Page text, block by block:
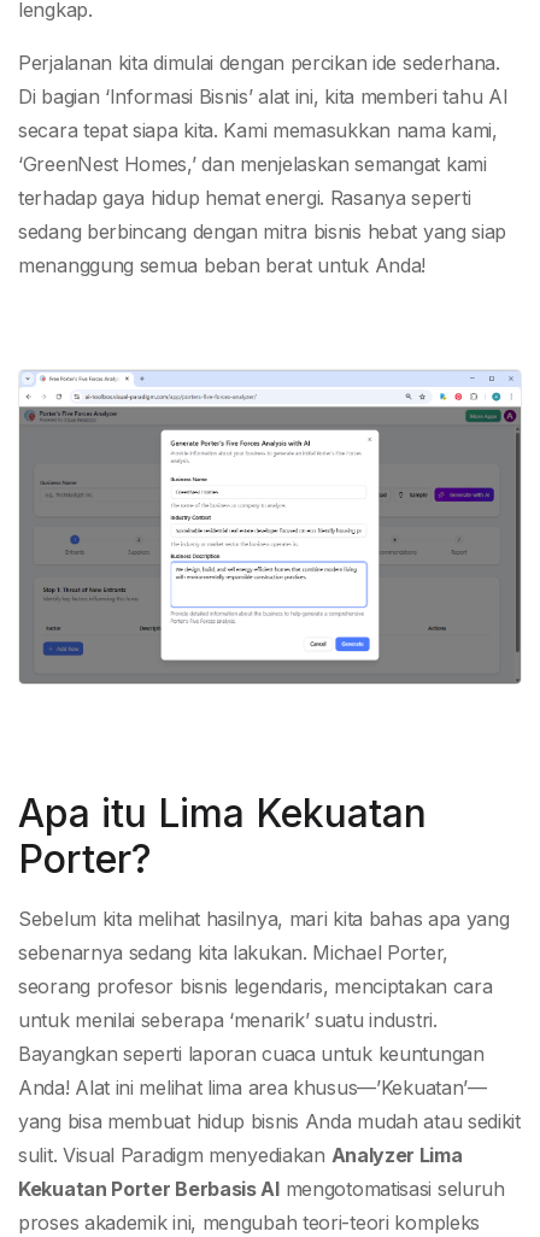
lengkap.
Perjalanan kita dimulai dengan percikan ide sederhana.
Di bagian ‘Informasi Bisnis’ alat ini, kita memberi tahu AI
secara tepat siapa kita. Kami memasukkan nama kami,
‘GreenNest Homes,’ dan menjelaskan semangat kami
terhadap gaya hidup hemat energi. Rasanya seperti
sedang berbincang dengan mitra bisnis hebat yang siap
menanggung semua beban berat untuk Anda!
Apa itu Lima Kekuatan
Porter?
Sebelum kita melihat hasilnya, mari kita bahas apa yang
sebenarnya sedang kita lakukan. Michael Porter,
seorang profesor bisnis legendaris, menciptakan cara
untuk menilai seberapa ‘menarik’ suatu industri.
Bayangkan seperti laporan cuaca untuk keuntungan
Anda! Alat ini melihat lima area khusus—’Kekuatan’—
yang bisa membuat hidup bisnis Anda mudah atau sedikit
sulit. Visual Paradigm menyediakan Analyzer Lima
Kekuatan Porter Berbasis AImengotomatisasi seluruh
proses akademik ini, mengubah teori-teori kompleks